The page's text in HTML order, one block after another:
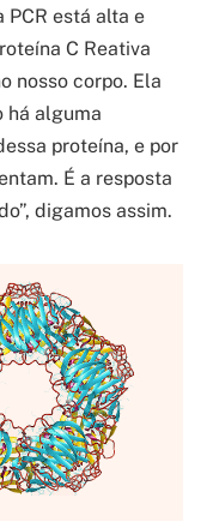
PCR está alta e
C Reativa
nosso corpo. Ela
há alguma
proteína, e por
É a resposta
digamos assim.